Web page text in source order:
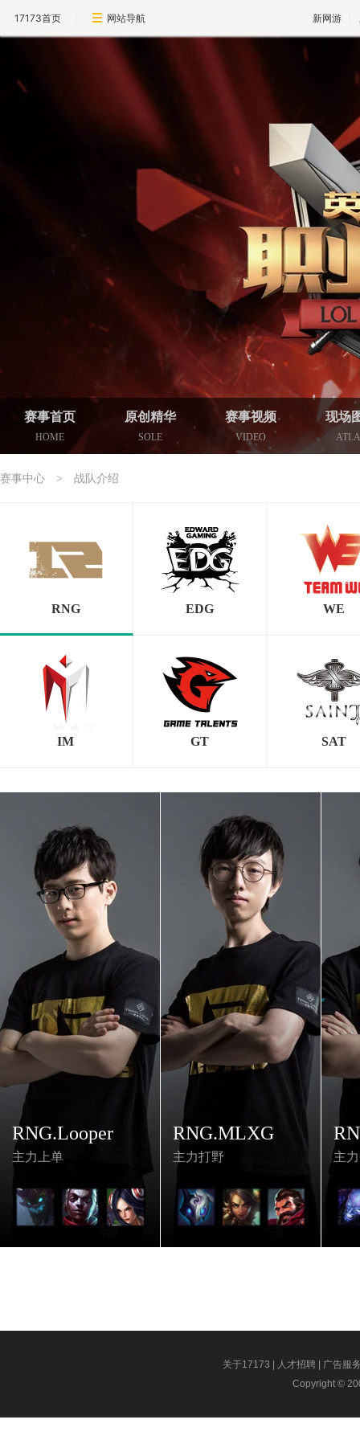
17173首页 网站导航 新网游
赛事首页
HOME
原创精华
SOLE
赛事视频
VIDEO
现场
赛事中心 > 战队介绍
RNG EDG WE
IM GT SAT
RNG.Looper
主力上单
RNG.MLXG
主力打野 主
关于17173 人才招聘
广告服
Copyright ©